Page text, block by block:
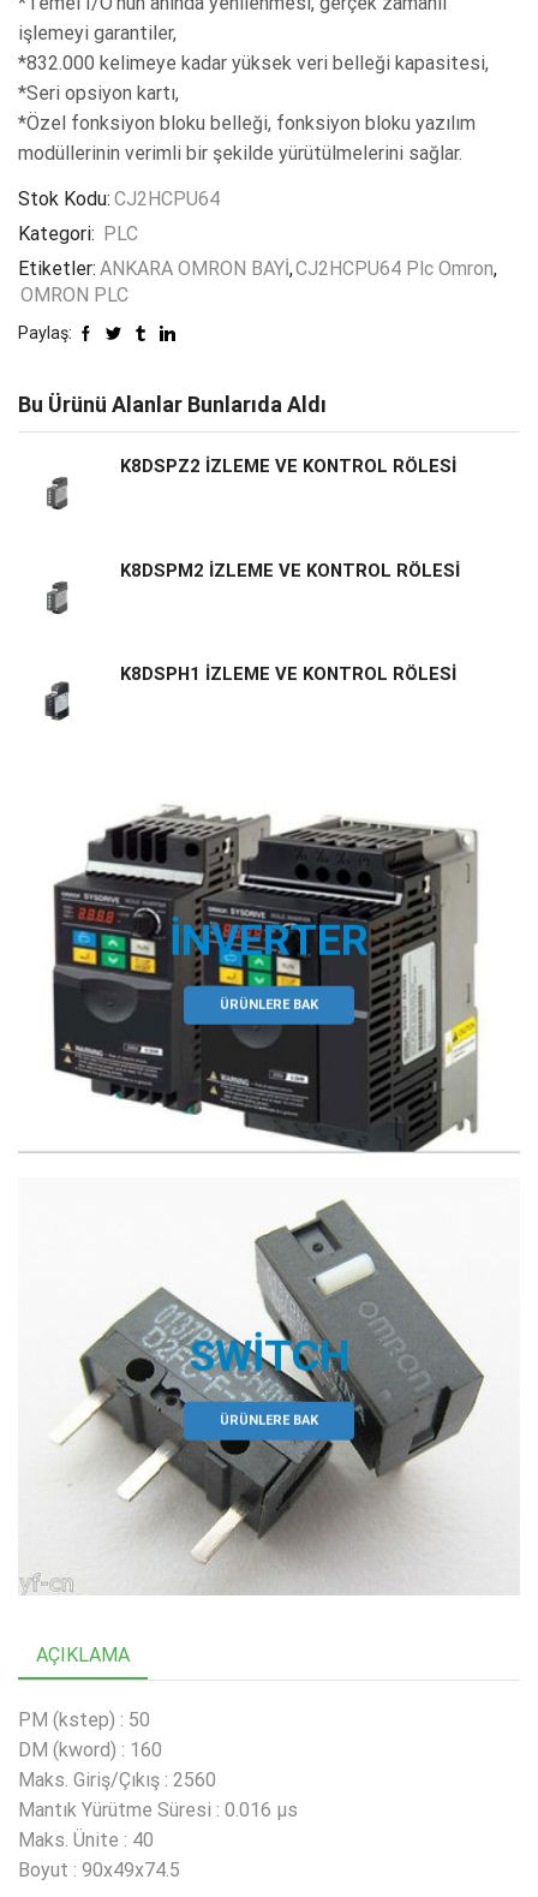
işlemeyi garantiler,
*832.000 kelimeye kadar yüksek veri belleği kapasitesi,
*Seri opsiyon kartı,
*Özel fonksiyon bloku belleği, fonksiyon bloku yazılım
modüllerinin verimli bir şekilde yürütülmelerini sağlar.
Stok Kodu: CJ2HCPU64
Kategori: PLC
Etiketler: ANKARA OMRON BAYİ,CJ2HCPU64 Plc Omron,
OMRON PLC
Paylaş:
Bu Ürünü Alanlar Bunlarıda Aldı
K8DSPZ2 İZLEME VE KONTROL RÖLESİ
K8DSPM2 İZLEME VE KONTROL RÖLESİ
K8DSPH1 İZLEME VE KONTROL RÖLESİ
İNVERTER
ÜRÜNLERE BAK
SWITCH
ÜRÜNLERE BAK
AÇIKLAMA
PM (kstep) : 50
DM (kword) : 160
Maks. Giriş/Çıkış : 2560
Mantık Yürütme Süresi : 0.016 μs
Maks. Ünite : 40
Boyut : 90x49x74.5